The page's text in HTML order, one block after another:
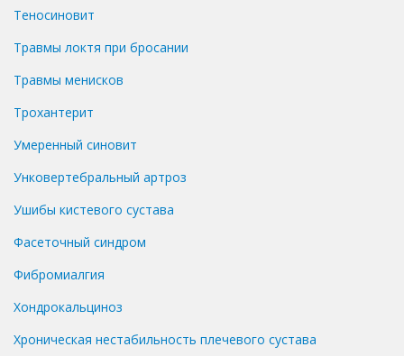
Теносиновит
Травмы локтя при бросании
Травмы менисков
Трохантерит
Умеренный синовит
Унковертебральный артроз
Ушибы кистевого сустава
Фасеточный синдром
Фибромиалгия
Хондрокальциноз
Хроническая нестабильность плечевого сустава